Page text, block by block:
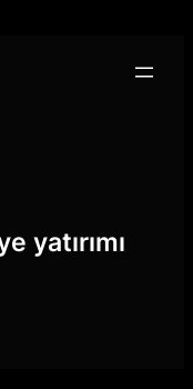
yatırımı